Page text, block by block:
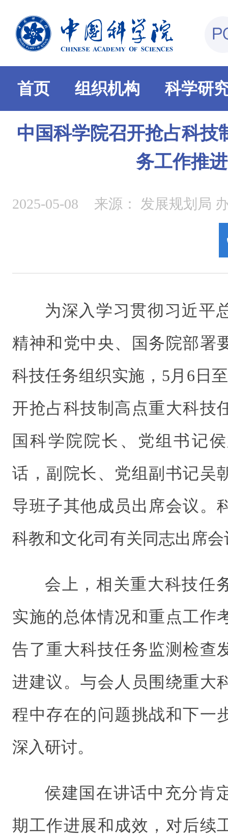
首页 组织机构 科学研
中国科学院召开抢占科技
务工作推
2025-05-08 来源： 发展规划局
为深入学习贯彻习近平
精神和党中央、国务院部署
科技任务组织实施，5月6日
开抢占科技制高点重大科技
国科学院院长、党组书记
话，副院长、党组副书记吴
导班子其他成员出席会议。
科教和文化司有关同志出席会
会上，相关重大科技任
实施的总体情况和重点工作
告了重大科技任务监测检查
进建议。与会人员围绕重大
程中存在的问题挑战和下一
深入研讨。
侯建国在讲话中充分肯
期工作进展和成效，对后续